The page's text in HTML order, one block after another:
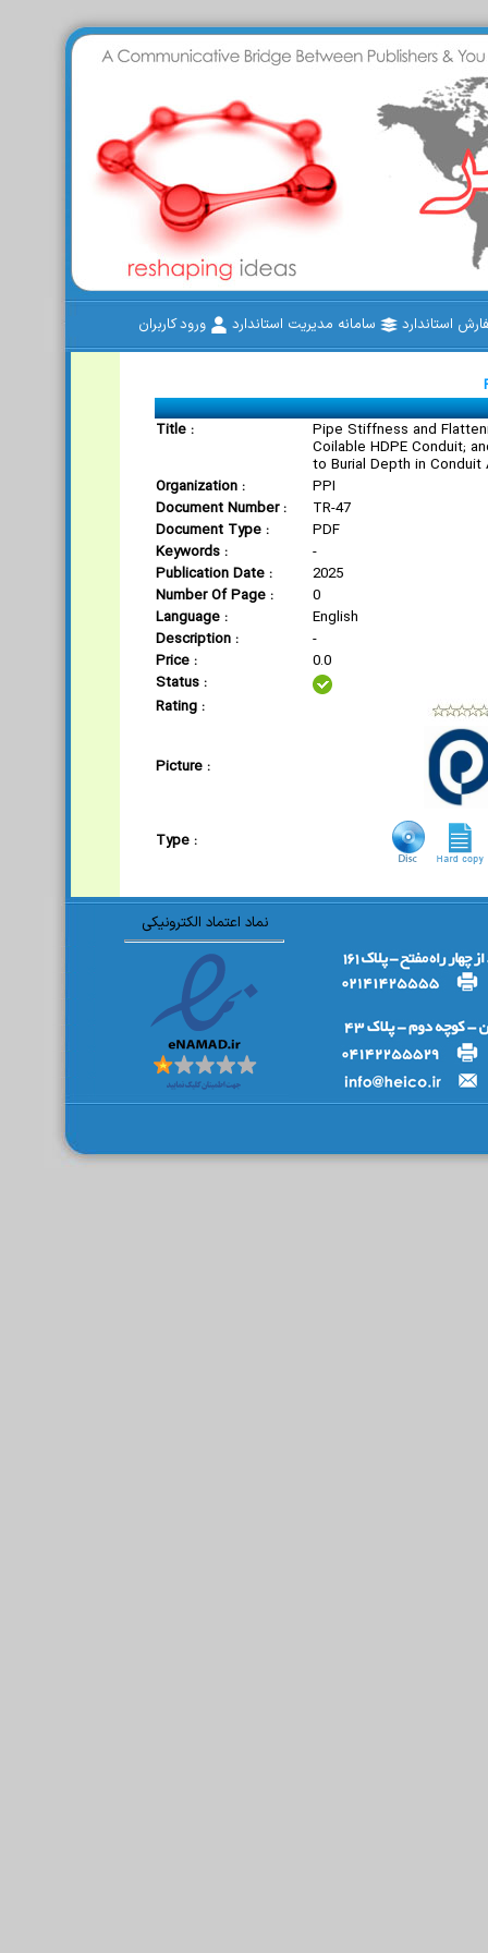
استاندارد سامانه مدیریت استاندارد ورود کاربران
Title :
Pipe Stiffness and
Coilable HDPE Conduit;
to Burial Depth in
Organization :
PPI
Document Number :
TR-47
Document Type :
PDF
Keywords :
-
Publication Date :
2025
Number Of Page :
0
Language :
English
Description :
-
Price :
0.0
Status :
Rating :
Picture :
Type :
نماد اعتماد الکترونیکی